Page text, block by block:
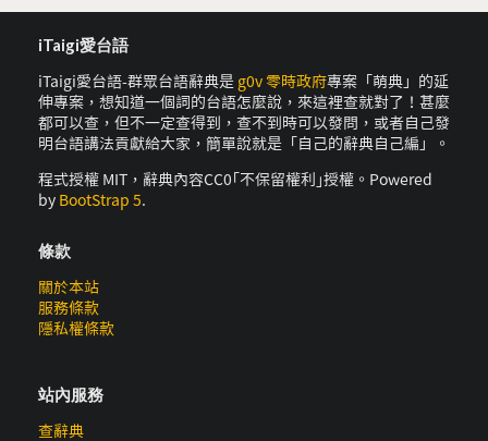
iTaigi愛台語
iTaigi愛台語-群眾台語辭典是 g0v 零時政府專案「萌典」的延
伸專案，想知道一個詞的台語怎麼說，來這裡查就對了！甚麼
都可以查，但不一定查得到，查不到時可以發問，或者自己發
明台語講法貢獻給大家，簡單說就是「自己的辭典自己編」。
程式授權 MIT，辭典內容CC0｢不保留權利｣授權。Powered
by BootStrap 5.
條款
關於本站
服務條款
隱私權條款
站內服務
查辭典